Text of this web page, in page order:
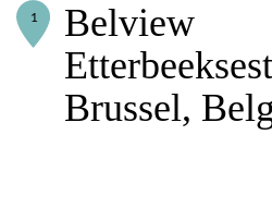
1
Belview
Brussel,